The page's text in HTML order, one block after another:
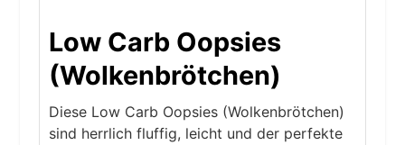
Low Carb Oopsies
(Wolkenbrötchen)
Diese Low Carb Oopsies (Wolkenbrötchen)
sind herrlich fluffig, leicht und der perfekte